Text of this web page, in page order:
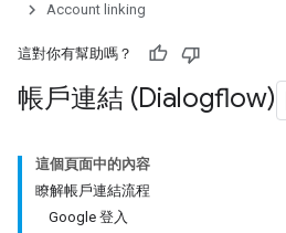
Account linking
這對你有幫助嗎？
帳戶連結 (Dialogflow)
這個頁面中的內容
瞭解帳戶連結流程
Google 登入